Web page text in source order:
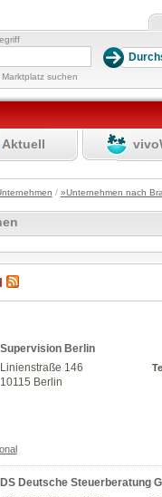
suchen
Aktuell
/ »Unternehmen nach
Supervision Berlin
Linienstraße 146
10115 Berlin
DS Deutsche Steuerberatung